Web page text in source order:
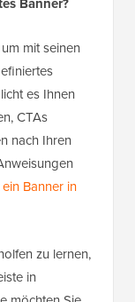
Banner?
mit seinen
es Ihnen
CTAs
nach Ihren
ein Banner in
zu lernen,
in